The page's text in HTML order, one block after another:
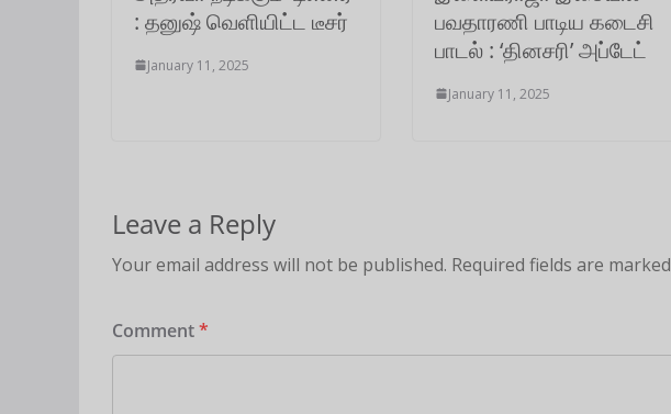
: தனுஷ் வெளியிட்ட டீசர்
January 11, 2025
பவதாரணி பாடிய கடைசி
பாடல் : ‘தினசரி’ அப்டேட்
January 11, 2025
Leave a Reply
Your email address will not be published. Required fields are marked
Comment*